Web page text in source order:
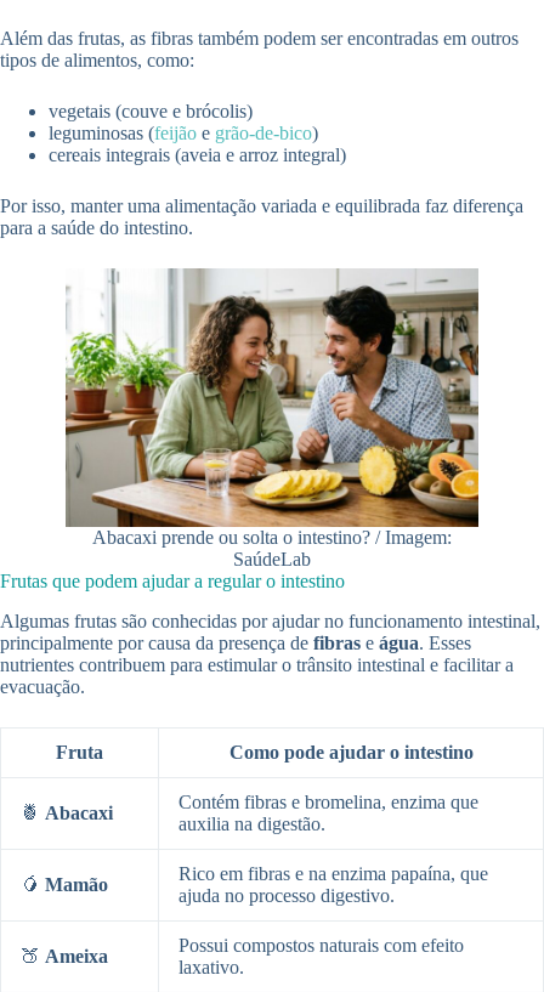
Além das frutas, as fibras também podem ser encontradas em outros
tipos de alimentos, como:
vegetais (couve e brócolis)
leguminosas (feijão e grão-de-bico)
cereais integrais (aveia e arroz integral)
Por isso, manter uma alimentação variada e equilibrada faz diferença
para a saúde do intestino.
Abacaxi prende ou solta o intestino? / Imagem:
SaúdeLab
Frutas que podem ajudar a regular o intestino
Algumas frutas são conhecidas por ajudar no funcionamento intestinal,
principalmente por causa da presença de fibras e água. Esses
nutrientes contribuem para estimular o trânsito intestinal e facilitar a
evacuação.
Fruta Como pode ajudar o intestino
🍍 Abacaxi
Contém fibras e bromelina, enzima que
auxilia na digestão.
🥭 Mamão
Rico em fibras e na enzima papaína, que
ajuda no processo digestivo.
🍑 Ameixa
Possui compostos naturais com efeito
laxativo.